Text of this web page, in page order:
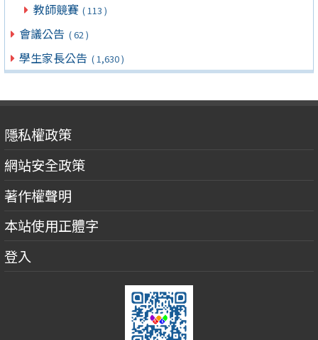
教師競賽 ( 113 )
會議公告 ( 62 )
學生家長公告 ( 1,630 )
隱私權政策
網站安全政策
著作權聲明
本站使用正體字
登入